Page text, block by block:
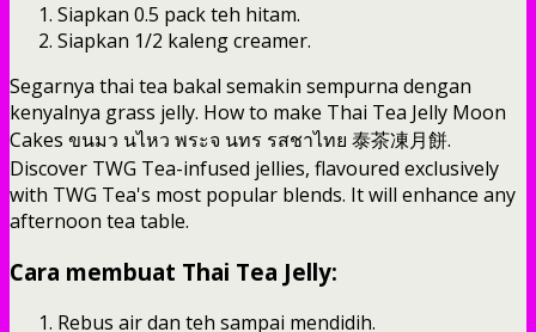
Siapkan 0.5 pack teh hitam.
Siapkan 1/2 kaleng creamer.
Segarnya thai tea bakal semakin sempurna dengan
kenyalnya grass jelly. How to make Thai Tea Jelly Moon
Cakes ขนมว นไหว พระจ นทร รสชาไทย 泰茶凍月餅.
Discover TWG Tea-infused jellies, flavoured exclusively
with TWG Tea's most popular blends. It will enhance any
afternoon tea table.
Cara membuat Thai Tea Jelly:
Rebus air dan teh sampai mendidih.